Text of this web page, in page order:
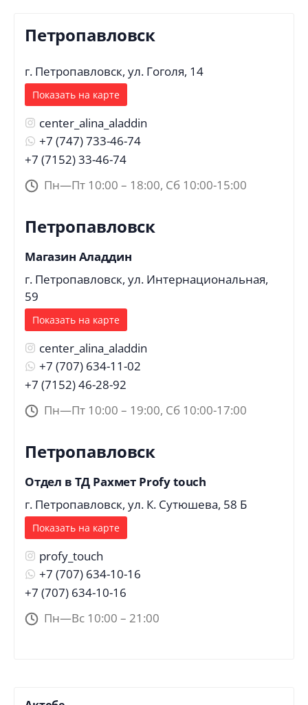
Петропавловск
г. Петропавловск, ул. Гоголя, 14
Показать на карте
center_alina_aladdin
+7 (747) 733-46-74
+7 (7152) 33-46-74
Пн—Пт 10:00 – 18:00, Сб 10:00-15:00
Петропавловск
Магазин Аладдин
г. Петропавловск, ул. Интернациональная,
59
Показать на карте
center_alina_aladdin
+7 (707) 634-11-02
+7 (7152) 46-28-92
Пн—Пт 10:00 – 19:00, Сб 10:00-17:00
Петропавловск
Отдел в ТД Рахмет Profy touch
г. Петропавловск, ул. К. Сутюшева, 58 Б
Показать на карте
profy_touch
+7 (707) 634-10-16
+7 (707) 634-10-16
Пн—Вс 10:00 – 21:00